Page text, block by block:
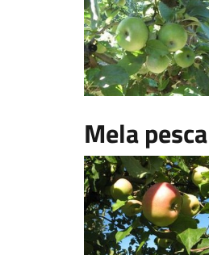
Mela pesca